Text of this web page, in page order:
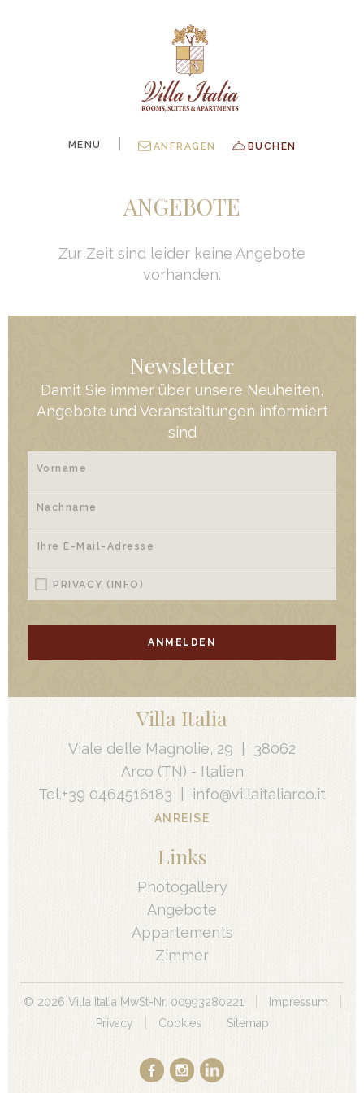
MENU ANFRAGEN BUCHEN
ANGEBOTE
Zur Zeit sind leider keine Angebote
vorhanden.
Newsletter
Damit Sie immer über unsere Neuheiten,
Angebote und Veranstaltungen informiert
sind
PRIVACY (INFO)
ANMELDEN
Villa Italia
Viale delle Magnolie, 29
38062
Arco (TN) - Italien
Tel.+39 0464516183 info@villaitaliarco.it
ANREISE
Links
Photogallery
Angebote
Appartements
Zimmer
© 2026 Villa Italia MwSt-Nr. 00993280221
Impressum
Privacy
Cookies Sitemap